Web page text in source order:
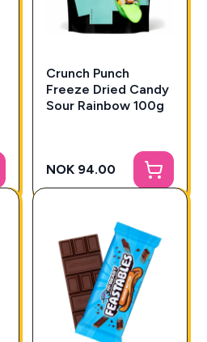
Crunch Punch
Freeze Dried Candy
Sour Rainbow 100g
NOK 94.00